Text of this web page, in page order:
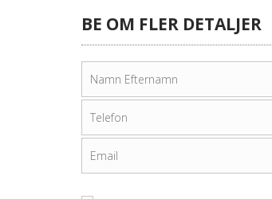
BE OM FLER DETALJER